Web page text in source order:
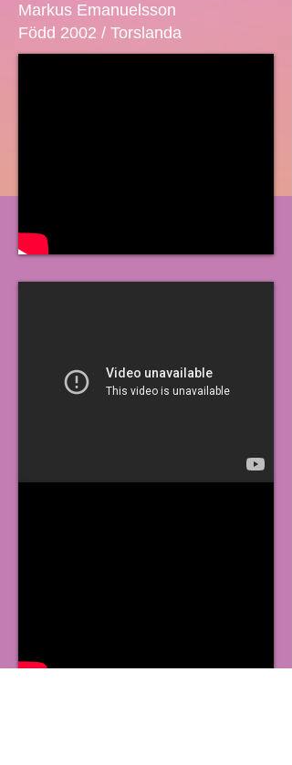
Markus Emanuelsson
Född 2002 / Torslanda